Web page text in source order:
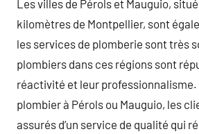
Les villes de Pérols et Mauguio,
kilomètres de Montpellier, sont
les services de plomberie sont très
plombiers dans ces régions sont
réactivité et leur professionnalisme.
plombier à Pérols ou Mauguio, les
assurés d’un service de qualité qui